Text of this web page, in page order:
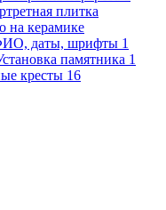
плитка
на керамике
даты, шрифты 1
памятника 1
кресты 16